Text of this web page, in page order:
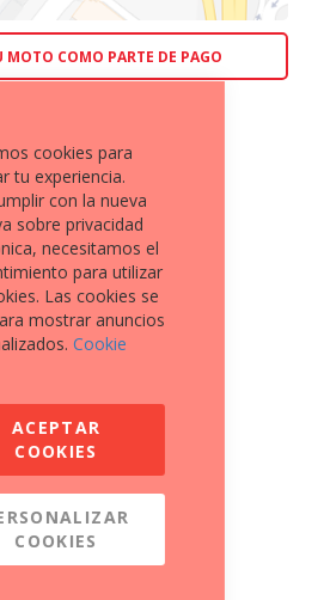
MOTO COMO PARTE DE PAGO
cookies para
tu experiencia.
con la nueva
sobre privacidad
necesitamos el
para utilizar
Las cookies se
mostrar anuncios
Cookie
ACEPTAR
COOKIES
COOKIES